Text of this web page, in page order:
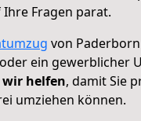
Fragen parat.
von
ein gewerblicher
wir helfen, damit Sie
umziehen können.